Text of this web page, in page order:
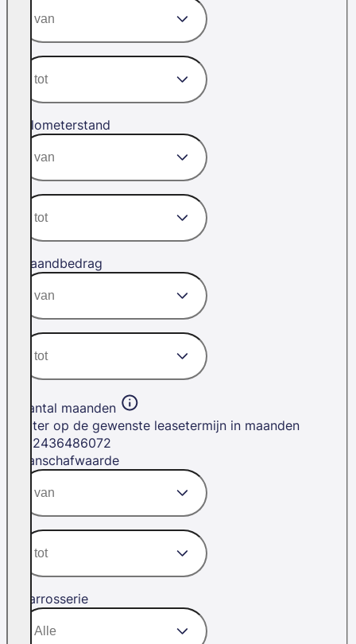
Kilometerstand
Maandbedrag
Aantal maanden
Filter op de gewenste leasetermijn in maanden
2436486072
Aanschafwaarde
Carrosserie